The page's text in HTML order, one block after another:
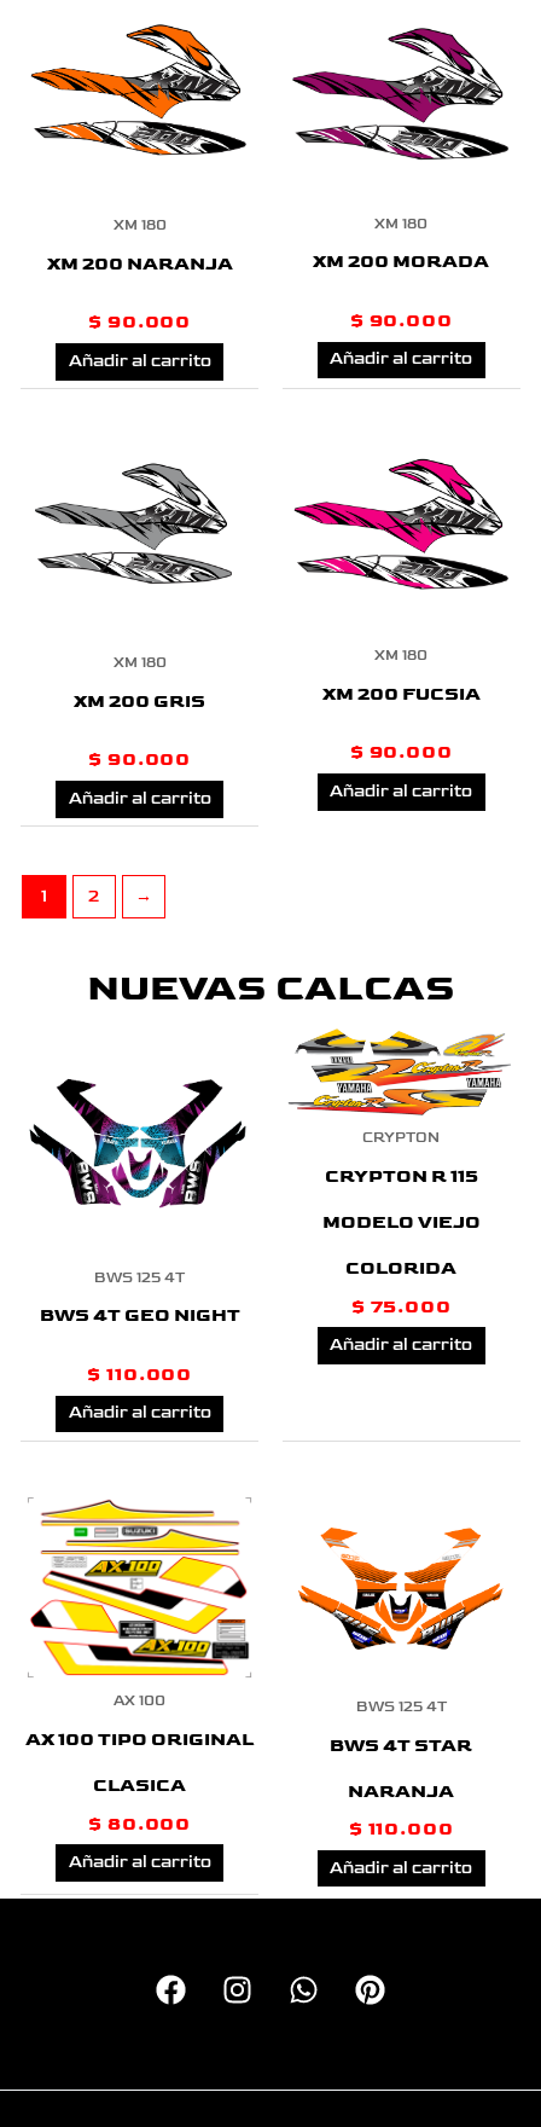
XM 180
XM 200 NARANJA
$ 90.000
Añadir al carrito
XM 180
XM 200 MORADA
$ 90.000
Añadir al carrito
XM 180
XM 200 GRIS
$ 90.000
Añadir al carrito
XM 180
XM 200 FUCSIA
$ 90.000
Añadir al carrito
1 2 →
NUEVAS CALCAS
BWS 125 4T
BWS 4T GEO NIGHT
$ 110.000
Añadir al carrito
CRYPTON
CRYPTON R 115
MODELO VIEJO
COLORIDA
$ 75.000
Añadir al carrito
AX 100
AX 100 TIPO ORIGINAL
CLASICA
$ 80.000
Añadir al carrito
BWS 125 4T
BWS 4T STAR
NARANJA
$ 110.000
Añadir al carrito